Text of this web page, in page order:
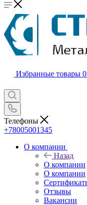
Избранные товары 0
Телефоны
+78005001345
О компании
Назад
О компании
О компании
Отзывы
Вакансии